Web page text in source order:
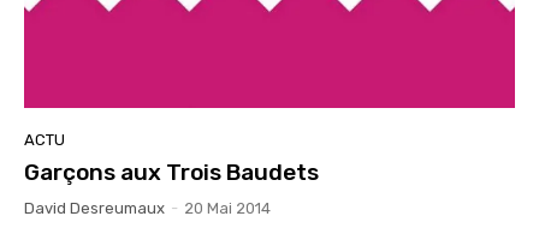
ACTU
Garçons aux Trois Baudets
David Desreumaux - 20 Mai 2014